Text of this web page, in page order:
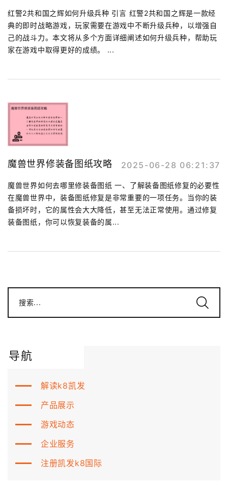
红警2共和国之辉如何升级兵种 引言 红警2共和国之辉是一款经
典的即时战略游戏，玩家需要在游戏中不断升级兵种，以增强自
己的战斗力。本文将从多个方面详细阐述如何升级兵种，帮助玩
家在游戏中取得更好的成绩。 ...
魔兽世界修装备图纸攻略 2025-06-28 06:21:37
魔兽世界如何去哪里修装备图纸 一、了解装备图纸修复的必要性
在魔兽世界中，装备图纸修复是非常重要的一项任务。当你的装
备损坏时，它的属性会大大降低，甚至无法正常使用。通过修复
装备图纸，你可以恢复装备的属...
搜索...
导航
解读k8凯发
产品展示
游戏动态
企业服务
注册凯发k8国际